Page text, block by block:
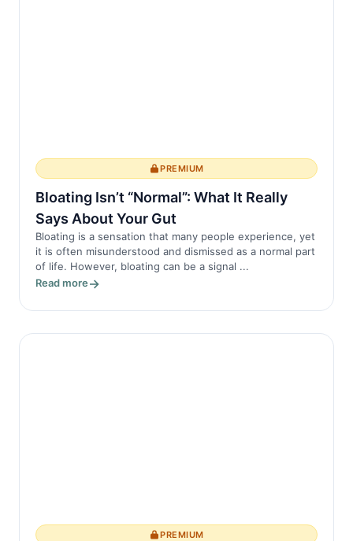
PREMIUM
Bloating Isn’t “Normal”: What It Really
Says About Your Gut
Bloating is a sensation that many people experience, yet
it is often misunderstood and dismissed as a normal part
of life. However, bloating can be a signal ...
Read more
PREMIUM